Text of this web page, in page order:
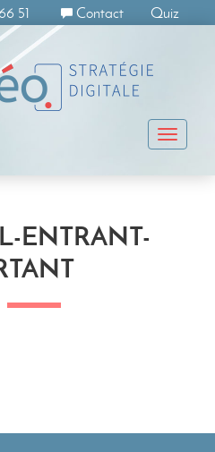
Contact Quiz
51
Toggle
ENTRANT-